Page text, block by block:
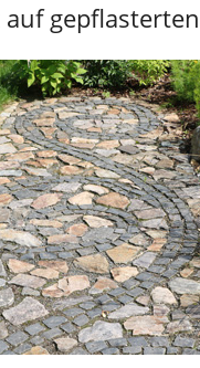
auf